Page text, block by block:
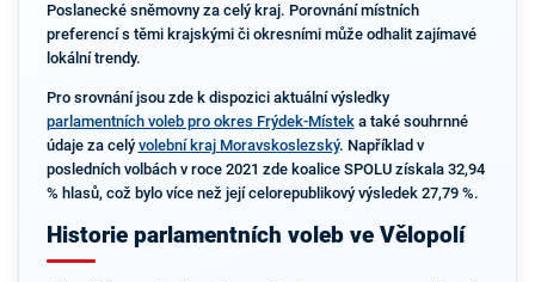
Poslanecké sněmovny za celý kraj. Porovnání místních
preferencí s těmi krajskými či okresními může odhalit zajímavé
lokální trendy.
Pro srovnání jsou zde k dispozici aktuální výsledky
parlamentních voleb pro okres Frýdek-Místeka také souhrnné
údaje za celý volební kraj Moravskoslezský. Například v
posledních volbách v roce 2021 zde koalice SPOLU získala 32,94
% hlasů, což bylo více než její celorepublikový výsledek 27,79 %.
Historie parlamentních voleb ve Vělopolí